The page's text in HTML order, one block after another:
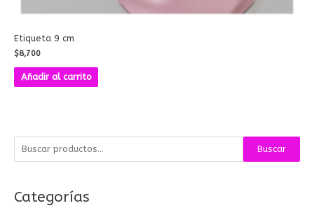
u
c
Buscar
Categorías
Etiqueta 9 cm
$8,700
Añadir al carrito